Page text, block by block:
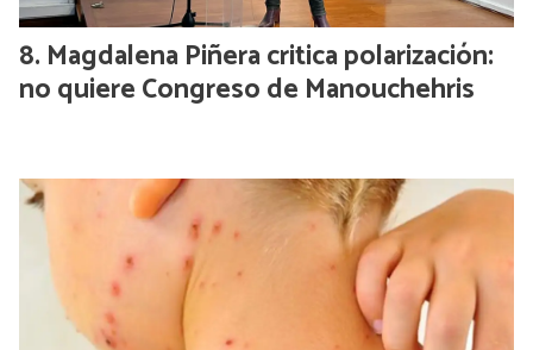
Magdalena Piñera critica polarización:
no quiere Congreso de Manouchehris